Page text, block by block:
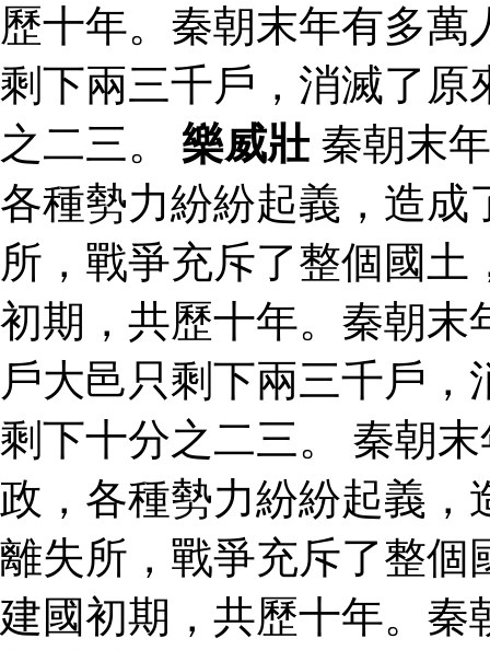
歷十年。秦朝末年有多
剩下兩三千戶，消滅了原
之二三。 樂威壯秦朝末
各種勢力紛紛起義，造成
所，戰爭充斥了整個國
初期，共歷十年。秦朝末
戶大邑只剩下兩三千戶
剩下十分之二三。 秦朝
政，各種勢力紛紛起義，
離失所，戰爭充斥了整個
建國初期，共歷十年。秦